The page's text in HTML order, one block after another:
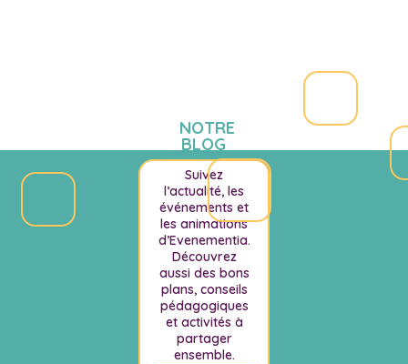
NOTRE
BLOG
Suivez
l’actualité, les
événements et
les animations
d’Evenementia.
Découvrez
aussi des bons
plans, conseils
pédagogiques
et activités à
partager
ensemble.